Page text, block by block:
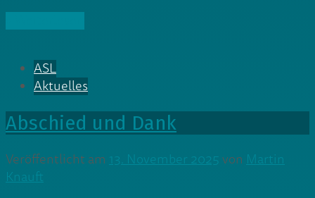
ASL
Aktuelles
Abschied und Dank
Veröffentlicht am 13. November 2025 von Martin
Knauft